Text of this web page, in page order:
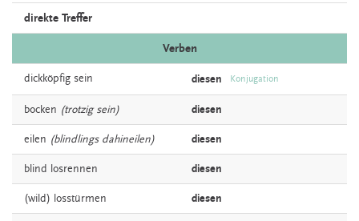
direkte Treffer
Verben
dickköpfig sein diesen Konjugation
bocken (trotzig sein) diesen
eilen (blindlings dahineilen) diesen
blind losrennen diesen
(wild) losstürmen diesen